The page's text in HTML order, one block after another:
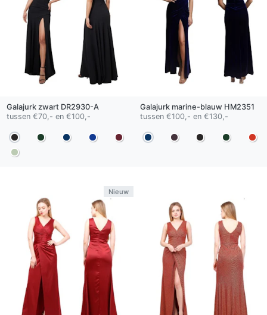
Galajurk zwartDR2930-A
tussen €70,- en €100,-
Galajurk marine-blauw HM2351
tussen €100,- en €130,-
Nieuw